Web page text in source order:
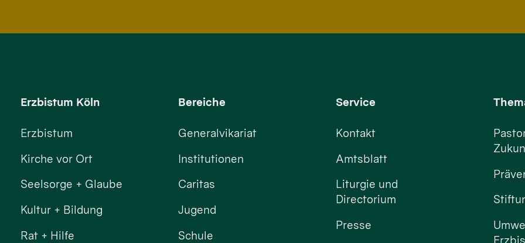
Erzbistum Köln
Erzbistum
Kirche vor Ort
Seelsorge + Glaube
Kultur + Bildung
Rat + Hilfe
Bereiche
Generalvikariat
Institutionen
Caritas
Jugend
Schule
Service
Kontakt
Amtsblatt
Liturgie und
Directorium
Presse